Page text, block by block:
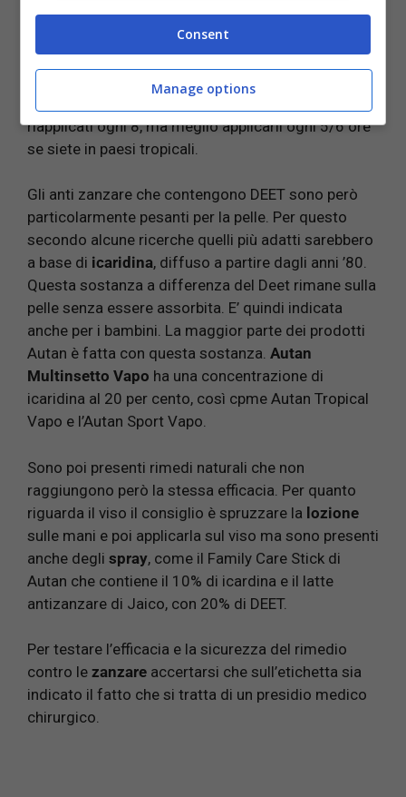
prodotti della linea dei classici repellentiAutan.
Nella linea classica la concentrazione è del 15%, e
per questo va spruzzato ogni 4 ore. Le linee
Tropical, Sport e Multinsetto hanno invece una
riapplicati ogni 8, ma meglio applicarli ogni 5/6 ore
se siete in paesi tropicali.
Gli anti zanzare che contengono DEET sono però
particolarmente pesanti per la pelle. Per questo
secondo alcune ricerche quelli più adatti sarebbero
a base di icaridina, diffuso a partire dagli anni ’80.
Questa sostanza a differenza del Deet rimane sulla
pelle senza essere assorbita. E’ quindi indicata
anche per i bambini. La maggior parte dei prodotti
Autan è fatta con questa sostanza. Autan
Multinsetto Vapo ha una concentrazione di
icaridina al 20 per cento, così cpme Autan Tropical
Vapo e l’Autan Sport Vapo.
Sono poi presenti rimedi naturali che non
raggiungono però la stessa efficacia. Per quanto
riguarda il viso il consiglio è spruzzare la lozione
sulle mani e poi applicarla sul viso ma sono presenti
anche degli spray, come il Family Care Stick di
Autan che contiene il 10% di icardina e il latte
antizanzare di Jaico, con 20% di DEET.
Per testare l’efficacia e la sicurezza del rimedio
contro le zanzare accertarsi che sull’etichetta sia
indicato il fatto che si tratta di un presidio medico
chirurgico.
Consent
Manage options